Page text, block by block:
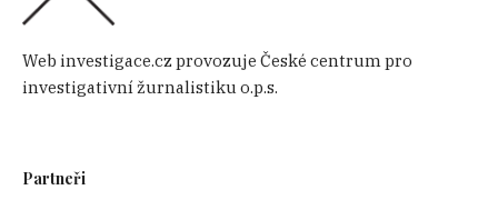
Web investigace.cz provozuje České centrum pro
investigativní žurnalistiku o.p.s.
Partneři